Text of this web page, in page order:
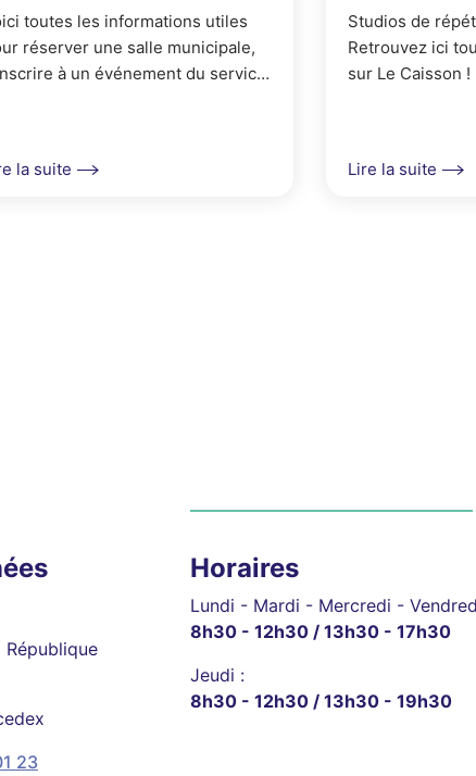
toutes les informations utiles
réserver une salle municipale,
à un événement du service,
la suite
Studios de
Retrouvez ici
sur Le Caisson !
Lire la suite
République
23
Horaires
Lundi - Mardi - Mercredi -
8h30 - 12h30 / 13h30 - 17h30
Jeudi :
8h30 - 12h30 / 13h30 - 19h30